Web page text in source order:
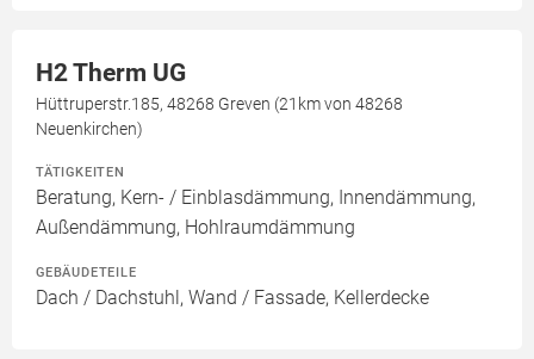
H2 Therm UG
Hüttruperstr.185, 48268 Greven (21km von 48268
Neuenkirchen)
TÄTIGKEITEN
Beratung, Kern- / Einblasdämmung, Innendämmung,
Außendämmung, Hohlraumdämmung
GEBÄUDETEILE
Dach / Dachstuhl, Wand / Fassade, Kellerdecke